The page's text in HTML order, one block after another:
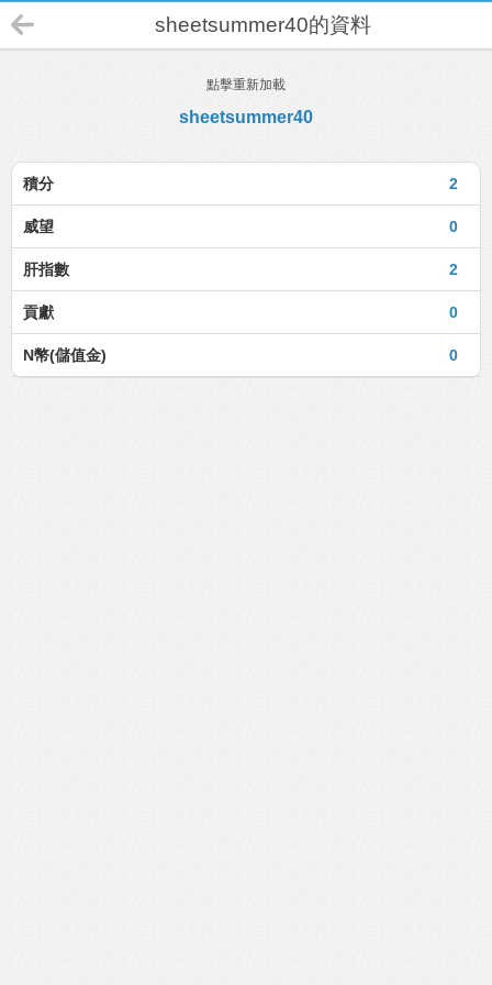
sheetsummer40的資料
點擊重新加載
sheetsummer40
2
積分
0
威望
2
肝指數
0
貢獻
0
N幣(儲值金)